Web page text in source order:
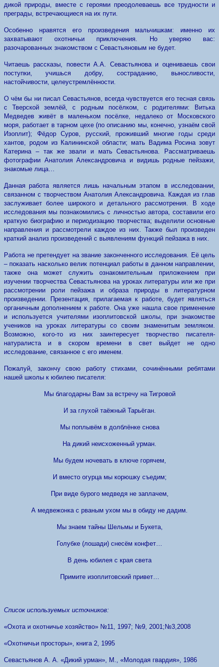
дикой природы, вместе с героями преодолеваешь все трудности и
преграды, встречающиеся на их пути.
Особенно нравятся его произведения мальчишкам: именно их
захватывают охотничьи приключения. Но уверяю вас:
разочарованных знакомством с Севастьяновым не будет.
Читаешь рассказы, повести А.А. Севастьянова и оцениваешь свои
поступки, учишься добру, состраданию, выносливости,
настойчивости, целеустремлённости.
О чём бы ни писал Севастьянов, всегда чувствуется его тесная связь
с Тверской землёй, с родным посёлком, с родителями: Витька
Медведев живёт в маленьком посёлке, недалеко от Московского
моря, работает в тарном цехе (по описанию мы, конечно, узнаём свой
Изоплит); Фёдор Суров, русский, проживший многие годы среди
хантов, родом из Калининской области; мать Вадима Росина зовут
Катерина – так же звали и мать Севастьянова. Рассматриваешь
фотографии Анатолия Александровича и видишь родные пейзажи,
знакомые лица…
Данная работа является лишь начальным этапом в исследовании,
связанном с творчеством Анатолия Александровича. Каждая из глав
заслуживает более широкого и детального рассмотрения. В ходе
исследования мы познакомились с личностью автора, составили его
краткую биографию и периодизацию творчества; выделили основные
направления и рассмотрели каждое из них. Также был произведен
краткий анализ произведений с выявлениям функций пейзажа в них.
Работа не претендует на звание законченного исследования. Её цель
– показать насколько велик потенциал работы в данном направлении,
также она может служить ознакомительным приложением при
изучении творчества Севастьянова на уроках литературы или же при
рассмотрении роли пейзажа и образа природы в литературном
произведении. Презентация, прилагаемая к работе, будет являться
органичным дополнением к работе. Она уже нашла свое применение
и используется учителями изоплитовской школы, при знакомстве
учеников на уроках литературы со своим знаменитым земляком.
Возможно, кого-то из них заинтересует творчество писателя-
натуралиста и в скором времени в свет выйдет не одно
исследование, связанное с его именем.
Пожалуй, закончу свою работу стихами, сочинёнными ребятами
нашей школы к юбилею писателя:
Мы благодарны Вам за встречу на Тигровой
И за глухой таёжный Тарьёган.
Мы поплывём в долблёнке снова
На дикий неисхоженный урман.
Мы будем ночевать в ключе горячем,
И вместо огурца мы корюшку съедим;
При виде бурого медведя не заплачем,
А медвежонка с рваным ухом мы в обиду не дадим.
Мы знаем тайны Шельмы и Букета,
Голубке (лошади) снесём конфет…
В день юбилея с края света
Примите изоплитовский привет…
Список используемых источников:
«Охота и охотничье хозяйство» №11, 1997; №9, 2001;№3,2008
«Охотничьи просторы», книга 2, 1995
Севастьянов А. А. «Дикий урман», М., «Молодая гвардия», 1986